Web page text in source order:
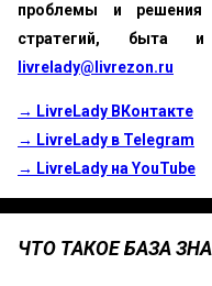
проблемы и решения
стратегий, быта
livrelady@livrezon.ru
→ LivreLady ВКонтакте
→ LivreLady в Telegram
→ LivreLady на YouTube
ЧТО ТАКОЕ БАЗА